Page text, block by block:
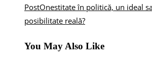
PostOnestitate în politică, un ideal
posibilitate reală?
You May Also Like